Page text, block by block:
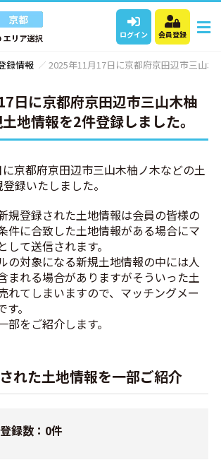
ログイン 会員登録
録情報 2025年11月17日に京都府京田辺市三山
日に京都府京田辺市三山木柚
地情報を2件登録しました。
京都府京田辺市三山木柚ノ木などの土
録いたしました。
規登録された土地情報は会員の皆様の
件に合致した土地情報がある場合にマ
して送信されます。
の対象になる新規土地情報の中には人
まれる場合がありますがそういった土
れてしまいますので、マッチングメー
。
をご紹介します。
れた土地情報を一部ご紹介
録数：0件